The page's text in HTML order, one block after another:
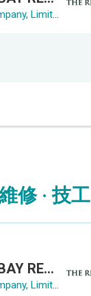
The Repulse Bay Company, Limited
修 · 技工
THE REPULSE BAY RECRUITMENT DAY 淺水灣影灣園人才招聘會
The Repulse Bay Company, Limited